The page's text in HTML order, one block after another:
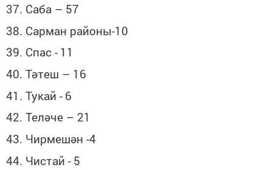
37. Саба – 57
38. Сарман районы-10
39. Спас - 11
40. Тәтеш – 16
41. Тукай - 6
42. Теләче – 21
43. Чирмешән -4
44. Чистай - 5